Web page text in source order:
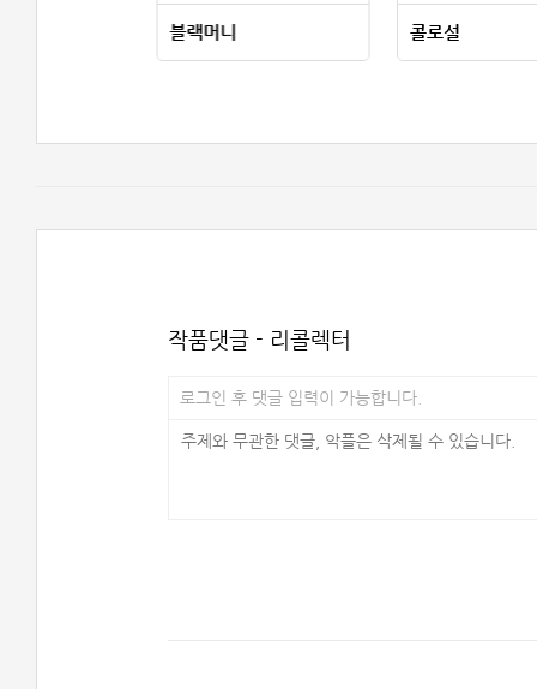
블랙머니 콜로설
작품댓글 - 리콜렉터
로그인 후 댓글 입력이 가능합니다.